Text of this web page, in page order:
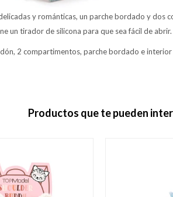
y románticas, un parche bordado y dos
un tirador de silicona para que sea fácil de abrir.
2 compartimentos, parche bordado e
Productos que te pueden